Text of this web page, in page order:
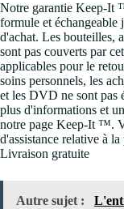
Notre garantie Keep-It
formule et échangeable
d'achat. Les bouteilles,
sont pas couverts par
applicables pour le
soins personnels, les
et les DVD ne sont pas
plus d'informations et
notre page Keep-It ™.
d'assistance relative à
Livraison gratuite
Autre sujet :